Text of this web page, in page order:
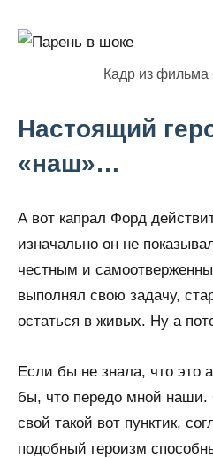
Кадр из
Настоящий
«наш»…
А вот капрал Форд
изначально он не
честным и
выполнял свою задачу,
остаться в живых. Ну а
Если бы не знала, что это
бы, что передо мной наши.
свой такой вот пунктик,
подобный героизм